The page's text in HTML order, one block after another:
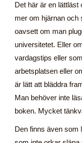
Det här är en
mer om hjärnan och
oavsett om man
universitetet. Eller
vardagstips eller
arbetsplatsen eller
är lätt att bläddra
Man behöver inte
boken. Mycket
Den finns även som